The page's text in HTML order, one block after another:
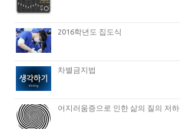
2016학년도 집도식
차별금지법
어지러움증으로 인한 삶의 질의 저하